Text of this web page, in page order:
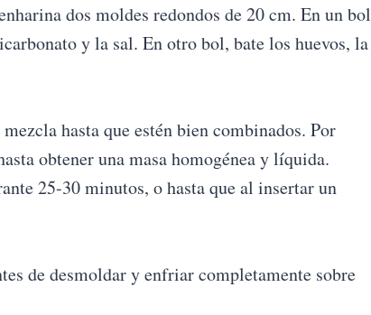
dos moldes redondos de 20 cm. En un bol
y la sal. En otro bol, bate los huevos, la
hasta que estén bien combinados. Por
obtener una masa homogénea y líquida.
25-30 minutos, o hasta que al insertar un
de desmoldar y enfriar completamente sobre